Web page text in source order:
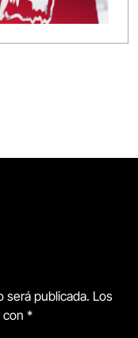
será publicada. Los
con *